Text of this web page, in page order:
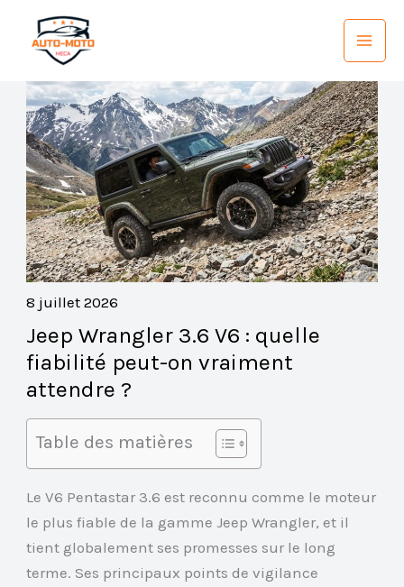
contenu
8 juillet 2026
Jeep Wrangler 3.6 V6 : quelle
fiabilité peut-on vraiment
attendre ?
Table des matières
Le V6 Pentastar 3.6 est reconnu comme le moteur
le plus fiable de la gamme Jeep Wrangler, et il
tient globalement ses promesses sur le long
terme. Ses principaux points de vigilance